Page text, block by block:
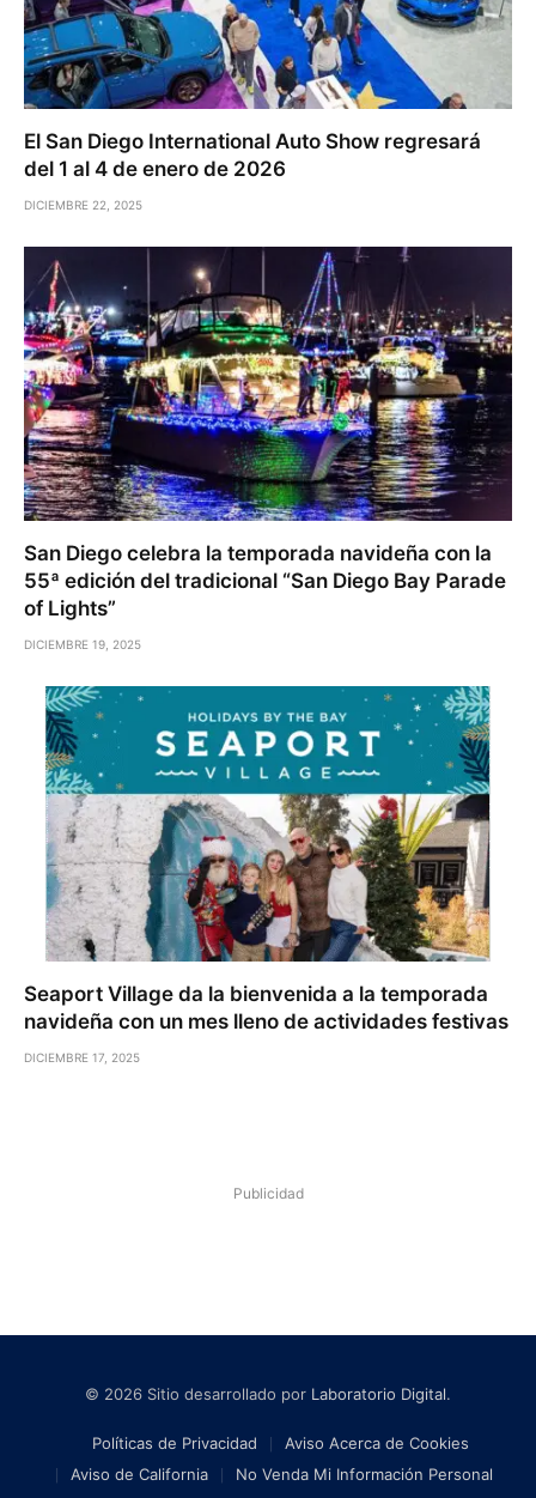
El San Diego International Auto Show regresará
del 1 al 4 de enero de 2026
DICIEMBRE 22, 2025
San Diego celebra la temporada navideña con la
55ª edición del tradicional “San Diego Bay Parade
of Lights”
DICIEMBRE 19, 2025
Seaport Village da la bienvenida a la temporada
navideña con un mes lleno de actividades festivas
DICIEMBRE 17, 2025
Publicidad
© 2026 Sitio desarrollado por Laboratorio Digital.
Políticas de Privacidad
Aviso Acerca de Cookies
Aviso de California
No Venda Mi Información Personal